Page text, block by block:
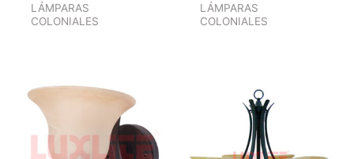
LÁMPARAS
COLONIALES
LÁMPARAS
COLONIALES